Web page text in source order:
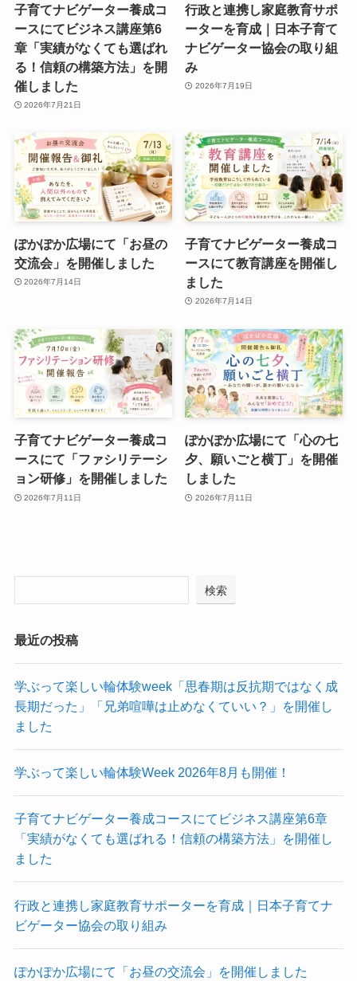
子育てナビゲーター養成コ
ースにてビジネス講座第6
章「実績がなくても選ばれ
る！信頼の構築方法」を開
催しました
2026年7月21日
行政と連携し家庭教育サポ
ーターを育成｜日本子育て
ナビゲーター協会の取り組
み
2026年7月19日
ぽかぽか広場にて「お昼の
交流会」を開催しました
2026年7月14日
子育てナビゲーター養成コ
ースにて教育講座を開催し
ました
2026年7月14日
子育てナビゲーター養成コ
ースにて「ファシリテーシ
ョン研修」を開催しました
2026年7月11日
ぽかぽか広場にて「心の七
夕、願いごと横丁」を開催
しました
2026年7月11日
検索
最近の投稿
学ぶって楽しい輪体験week「思春期は反抗期ではなく成
長期だった」「兄弟喧嘩は止めなくていい？」を開催し
ました
学ぶって楽しい輪体験Week 2026年8月も開催！
子育てナビゲーター養成コースにてビジネス講座第6章
「実績がなくても選ばれる！信頼の構築方法」を開催し
ました
行政と連携し家庭教育サポーターを育成｜日本子育てナ
ビゲーター協会の取り組み
ぽかぽか広場にて「お昼の交流会」を開催しました